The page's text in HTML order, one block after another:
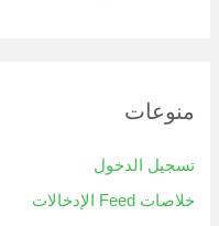
منوعات
تسجيل الدخول
خلاصات Feed الإدخالات